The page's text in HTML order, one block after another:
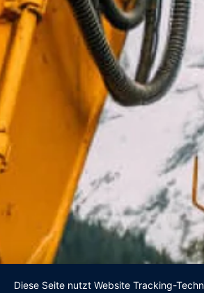
Diese Seite nutzt Website Tracking-